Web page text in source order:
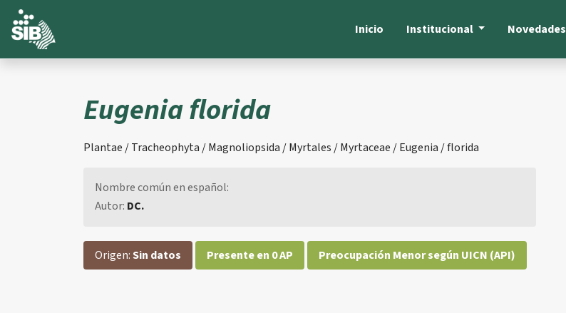
Inicio Institucional Novedades
Eugenia florida
Plantae / Tracheophyta / Magnoliopsida / Myrtales / Myrtaceae / Eugenia / florida
Nombre común en español:
Autor: DC.
Origen:Sin datos Presente en 0 AP Preocupación Menor según UICN (API)